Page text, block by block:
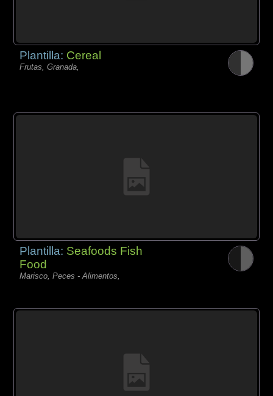
Plantilla: Cereal
Frutas, Granada,
Plantilla: Seafoods Fish
Food
Marisco, Peces - Alimentos,